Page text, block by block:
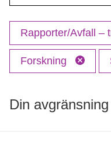
Rapporter/Avfall –
Forskning
Din